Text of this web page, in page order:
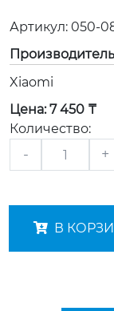
Артикул: 050-
Производитель
Xiaomi
Цена: 7 450 ₸
Количество:
- +
В